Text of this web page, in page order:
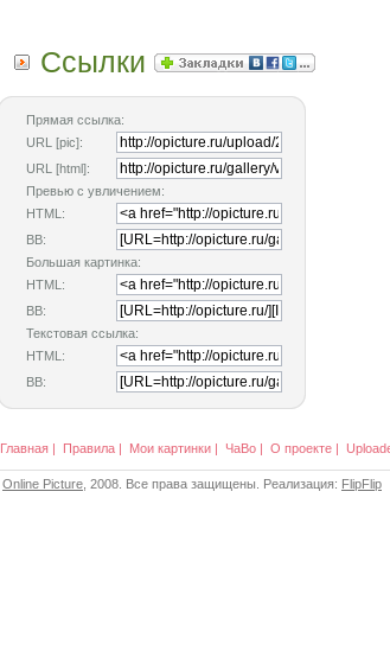
Ссылки
Прямая ссылка:
URL [pic]:
URL [html]:
Превью с увличением:
HTML:
BB:
Большая картинка:
HTML:
BB:
Текстовая ссылка:
HTML:
BB:
Главная | Правила | Мои картинки | ЧаВо | О проекте |
Online Picture , 2008. Все права защищены. Реализация: FlipFlip